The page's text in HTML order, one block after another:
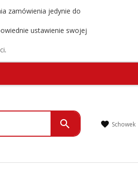
zamówienia jedynie do
ustawienie swojej
.
Schowek